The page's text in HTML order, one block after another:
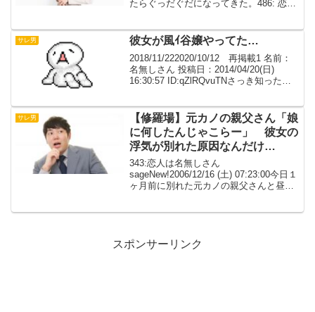
たらぐっだぐだになってきた。486: 恋人
サレ男 彼女が風ｲ谷嬢やってた…
2018/11/222020/10/12 再掲載1 名前：
名無しさん 投稿日：2014/04/20(日)
16:30:57 ID:qZlRQvuTNさっき知ったん
201...
サレ男
【修羅場】元カノの親父さん「娘
に何したんじゃこらー」 彼女の
浮気が別れた原因なんだけ
ど．．．【ワロタ】
343:恋人は名無しさん
sageNew!2006/12/16 (土) 07:23:00今日１
ヶ月前に別れた元カノの親父さんと昼過
スポンサーリンク